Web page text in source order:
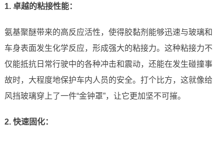
1. 卓越的粘接性能：
氨基聚醚带来的高反应活性，使得胶黏剂能够迅速与玻璃和
车身表面发生化学反应，形成强大的粘接力。这种粘接力不
仅能抵抗日常行驶中的各种冲击和震动，还能在发生碰撞事
故时，大程度地保护车内人员的安全。打个比方，这就像给
风挡玻璃穿上了一件“金钟罩”，让它更加坚不可摧。
2. 快速固化：